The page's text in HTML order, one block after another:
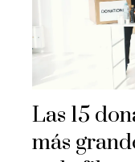
Las 15
más